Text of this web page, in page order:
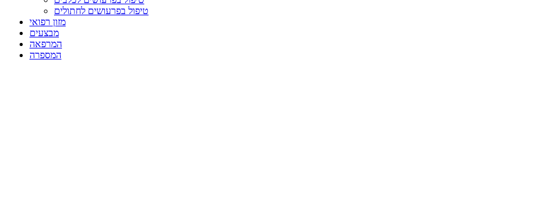
טיפול בפרעושים לחתולים
מזון רפואי
מבצעים
המרפאה
המספרה